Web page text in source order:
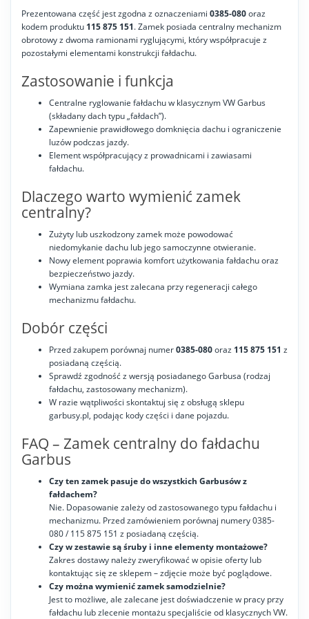
Prezentowana część jest zgodna z oznaczeniami 0385-080oraz
kodem produktu 115 875 151. Zamek posiada centralny mechanizm
obrotowy z dwoma ramionami ryglującymi, który współpracuje z
pozostałymi elementami konstrukcji fałdachu.
Zastosowanie i funkcja
Centralne ryglowanie fałdachu w klasycznym VW Garbus
(składany dach typu „fałdach”).
Zapewnienie prawidłowego domknięcia dachu i ograniczenie
luzów podczas jazdy.
Element współpracujący z prowadnicami i zawiasami
fałdachu.
Dlaczego warto wymienić zamek
centralny?
Zużyty lub uszkodzony zamek może powodować
niedomykanie dachu lub jego samoczynne otwieranie.
Nowy element poprawia komfort użytkowania fałdachu oraz
bezpieczeństwo jazdy.
Wymiana zamka jest zalecana przy regeneracji całego
mechanizmu fałdachu.
Dobór części
Przed zakupem porównaj numer0385-080oraz 115 875 151 z
posiadaną częścią.
Sprawdź zgodność z wersją posiadanego Garbusa (rodzaj
fałdachu, zastosowany mechanizm).
W razie wątpliwości skontaktuj się z obsługą sklepu
garbusy.pl, podając kody części i dane pojazdu.
FAQ – Zamek centralny do fałdachu
Garbus
Czy ten zamek pasuje do wszystkich Garbusów z
fałdachem?
Nie. Dopasowanie zależy od zastosowanego typu fałdachu i
mechanizmu. Przed zamówieniem porównaj numery 0385-
080 / 115 875 151 z posiadaną częścią.
Czy w zestawie są śruby i inne elementy montażowe?
Zakres dostawy należy zweryfikować w opisie oferty lub
kontaktując się ze sklepem – zdjęcie może być poglądowe.
Czy można wymienić zamek samodzielnie?
Jest to możliwe, ale zalecane jest doświadczenie w pracy przy
fałdachu lub zlecenie montażu specjaliście od klasycznych VW.